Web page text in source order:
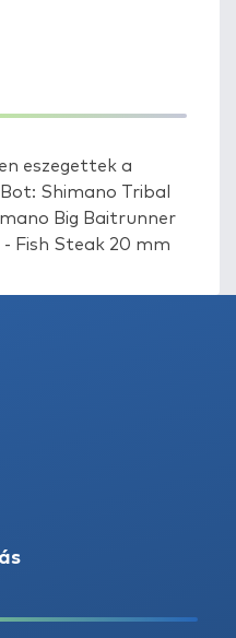
eszegettek a
Shimano Tribal
Big Baitrunner
- Fish Steak 20 mm